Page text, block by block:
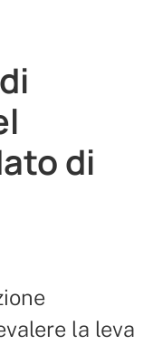
di
la leva